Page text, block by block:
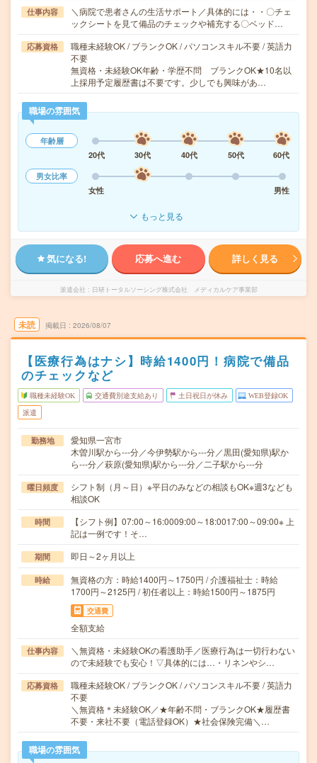
仕事内容
＼病院で患者さんの生活サポート／具体的には・・〇チェ
ックシートを見て備品のチェックや補充する〇ベッド…
応募資格
職種未経験OK / ブランクOK / パソコンスキル不要 / 英語力
不要
無資格・未経験OK年齢・学歴不問 ブランクOK★10名以
上採用予定履歴書は不要です。少しでも興味があ…
職場の雰囲気
年齢層
20代
30代 40代 50代
60代
男女比率
女性
男性
もっと見る
気になる! 応募へ進む 詳しく見る
派遣会社 日研トータルソーシング株式会社 メディカルケア事業部
未読 掲載日 2026/08/07
【医療行為はナシ】時給1400円！病院で備品
のチェックなど
職種未経験OK 交通費別途支給あり 土日祝日が休み WEB登録OK
派遣
勤務地
愛知県一宮市
木曽川駅から---分／今伊勢駅から---分／黒田(愛知県)駅か
ら---分／萩原(愛知県)駅から---分／二子駅から---分
曜日頻度
シフト制（月～日）※平日のみなどの相談もOK※週3なども
相談OK
時間
【シフト例】07:00～16:0009:00～18:0017:00～09:00※ 上
記は一例です！そ…
期間 即日～2ヶ月以上
時給
無資格の方：時給1400円～1750円 / 介護福祉士：時給
1700円～2125円 / 初任者以上：時給1500円～1875円
交通費
全額支給
仕事内容
＼無資格・未経験OKの看護助手／医療行為は一切行わない
ので未経験でも安心！▽具体的には…・リネンやシ…
応募資格
職種未経験OK / ブランクOK / パソコンスキル不要 / 英語力
不要
＼無資格＊未経験OK／★年齢不問・ブランクOK★履歴書
不要・来社不要（電話登録OK）★社会保険完備＼…
職場の雰囲気